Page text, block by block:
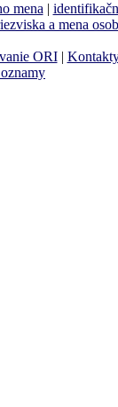
mena|
a mena
ORI|